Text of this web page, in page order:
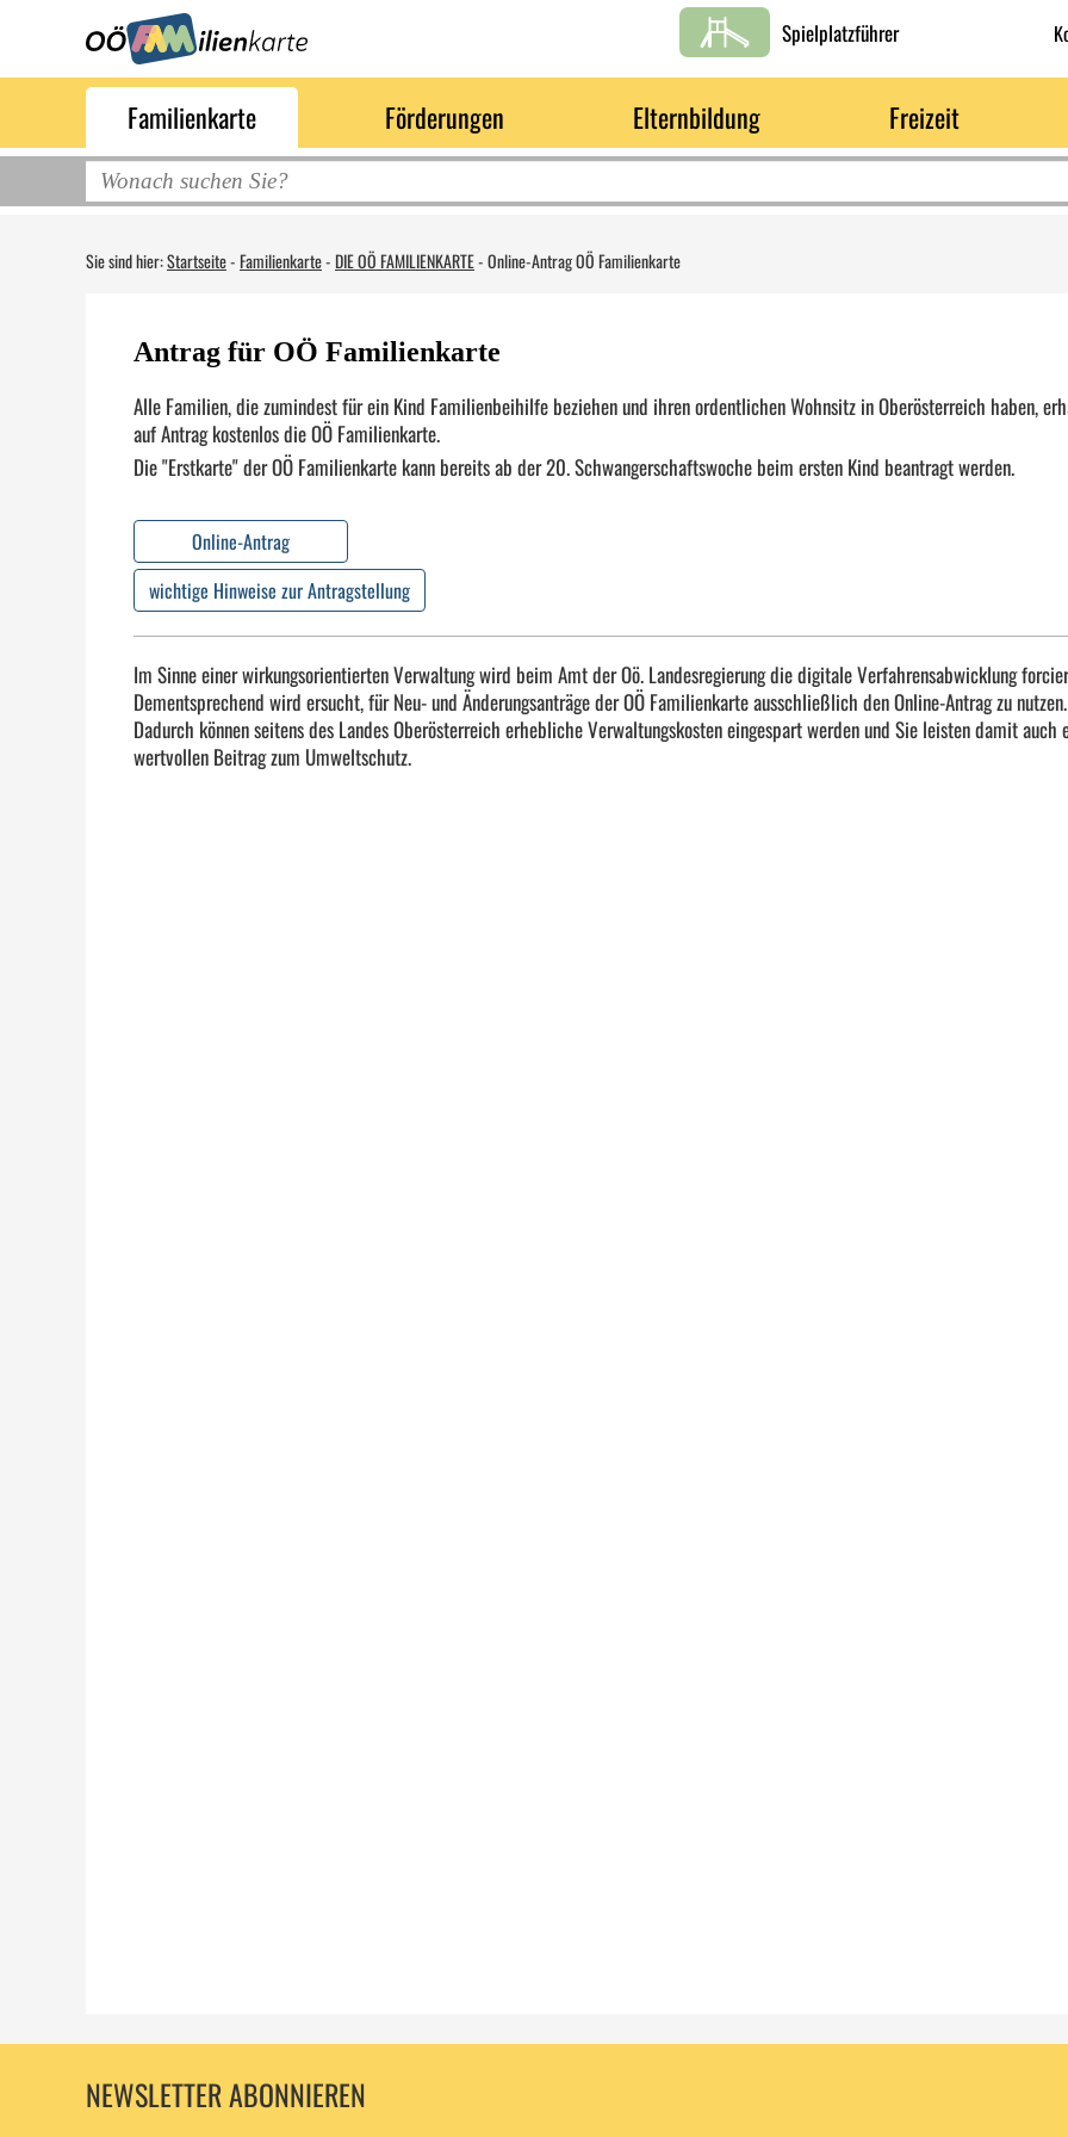
Spielplatzführer
Familienkarte Förderungen Elternbildung Freizeit
Sie sind hier:Startseite-Familienkarte-DIE OÖ FAMILIENKARTE-Online-Antrag OÖ Familienkarte
Antrag für OÖ Familienkarte
Alle Familien, die zumindest für ein Kind Familienbeihilfe beziehen und ihren ordentlichen Wohnsitz in Oberösterreich haben,
auf Antrag kostenlos die OÖ Familienkarte.
Die "Erstkarte" der OÖ Familienkarte kann bereits ab der 20. Schwangerschaftswoche beim ersten Kind beantragt werden.
Online-Antrag
wichtige Hinweise zur Antragstellung
Im Sinne einer wirkungsorientierten Verwaltung wird beim Amt der Oö. Landesregierung die digitale Verfahrensabwicklung
Dementsprechend wird ersucht, für Neu- und Änderungsanträge der OÖ Familienkarte ausschließlich den Online-Antrag zu nutzen.
Dadurch können seitens des Landes Oberösterreich erhebliche Verwaltungskosten eingespart werden und Sie leisten damit auch
wertvollen Beitrag zum Umweltschutz.
NEWSLETTER ABONNIEREN